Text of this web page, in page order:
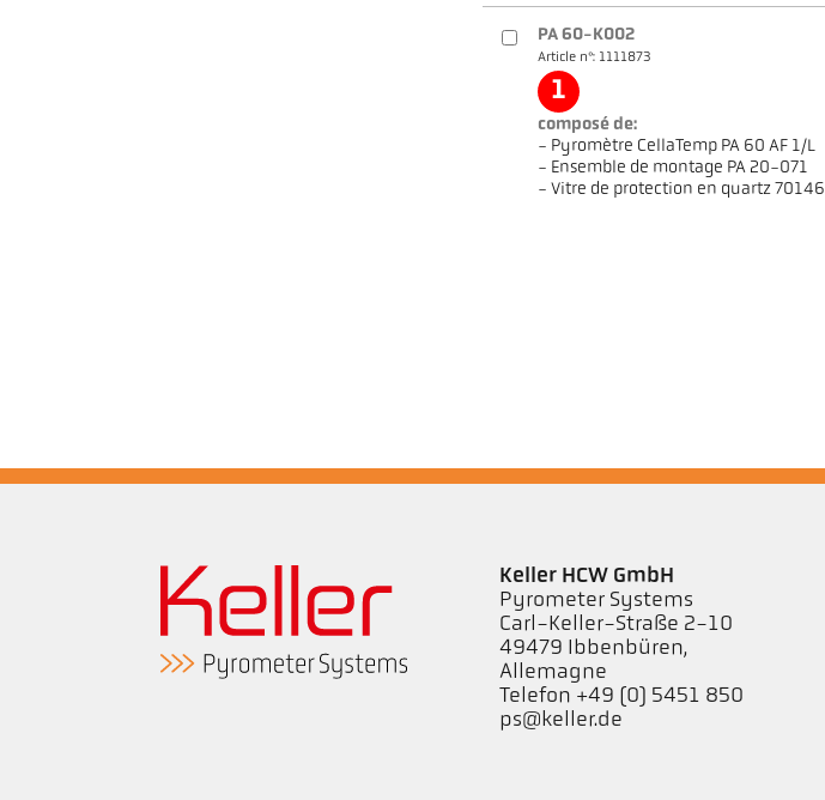
PA 60-K002
Article n°: 1111873
1
composé de:
- Pyromètre CellaTemp PA 60 AF 1/L
- Ensemble de montage PA 20-071
- Vitre de protection en quartz 70146
Keller HCW GmbH
Pyrometer Systems
Carl-Keller-Straße 2-10
49479 Ibbenbüren,
Allemagne
Telefon +49 (0) 5451 850
ps@keller.de